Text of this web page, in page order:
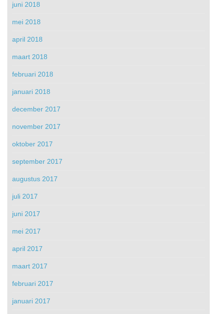
juni 2018
mei 2018
april 2018
maart 2018
februari 2018
januari 2018
december 2017
november 2017
oktober 2017
september 2017
augustus 2017
juli 2017
juni 2017
mei 2017
april 2017
maart 2017
februari 2017
januari 2017